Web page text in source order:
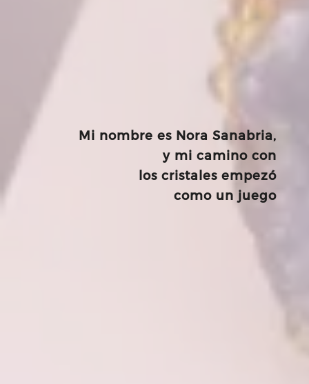
Mi nombre es Nora Sanabria,
y mi camino con
los cristales empezó
como un juego